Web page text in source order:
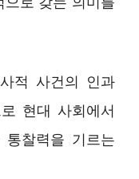
적 사건의 인과
현대 사회에서
찰력을 기르는